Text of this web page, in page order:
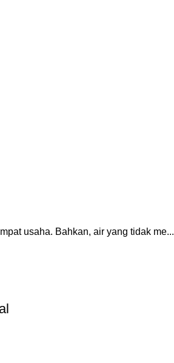
usaha. Bahkan, air yang tidak me...